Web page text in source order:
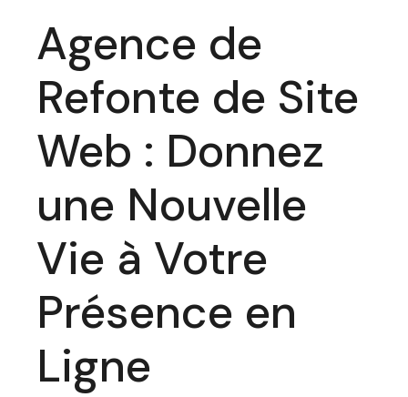
Agence de
Refonte de Site
Web : Donnez
une Nouvelle
Vie à Votre
Présence en
Ligne